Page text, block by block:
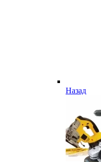
Назад